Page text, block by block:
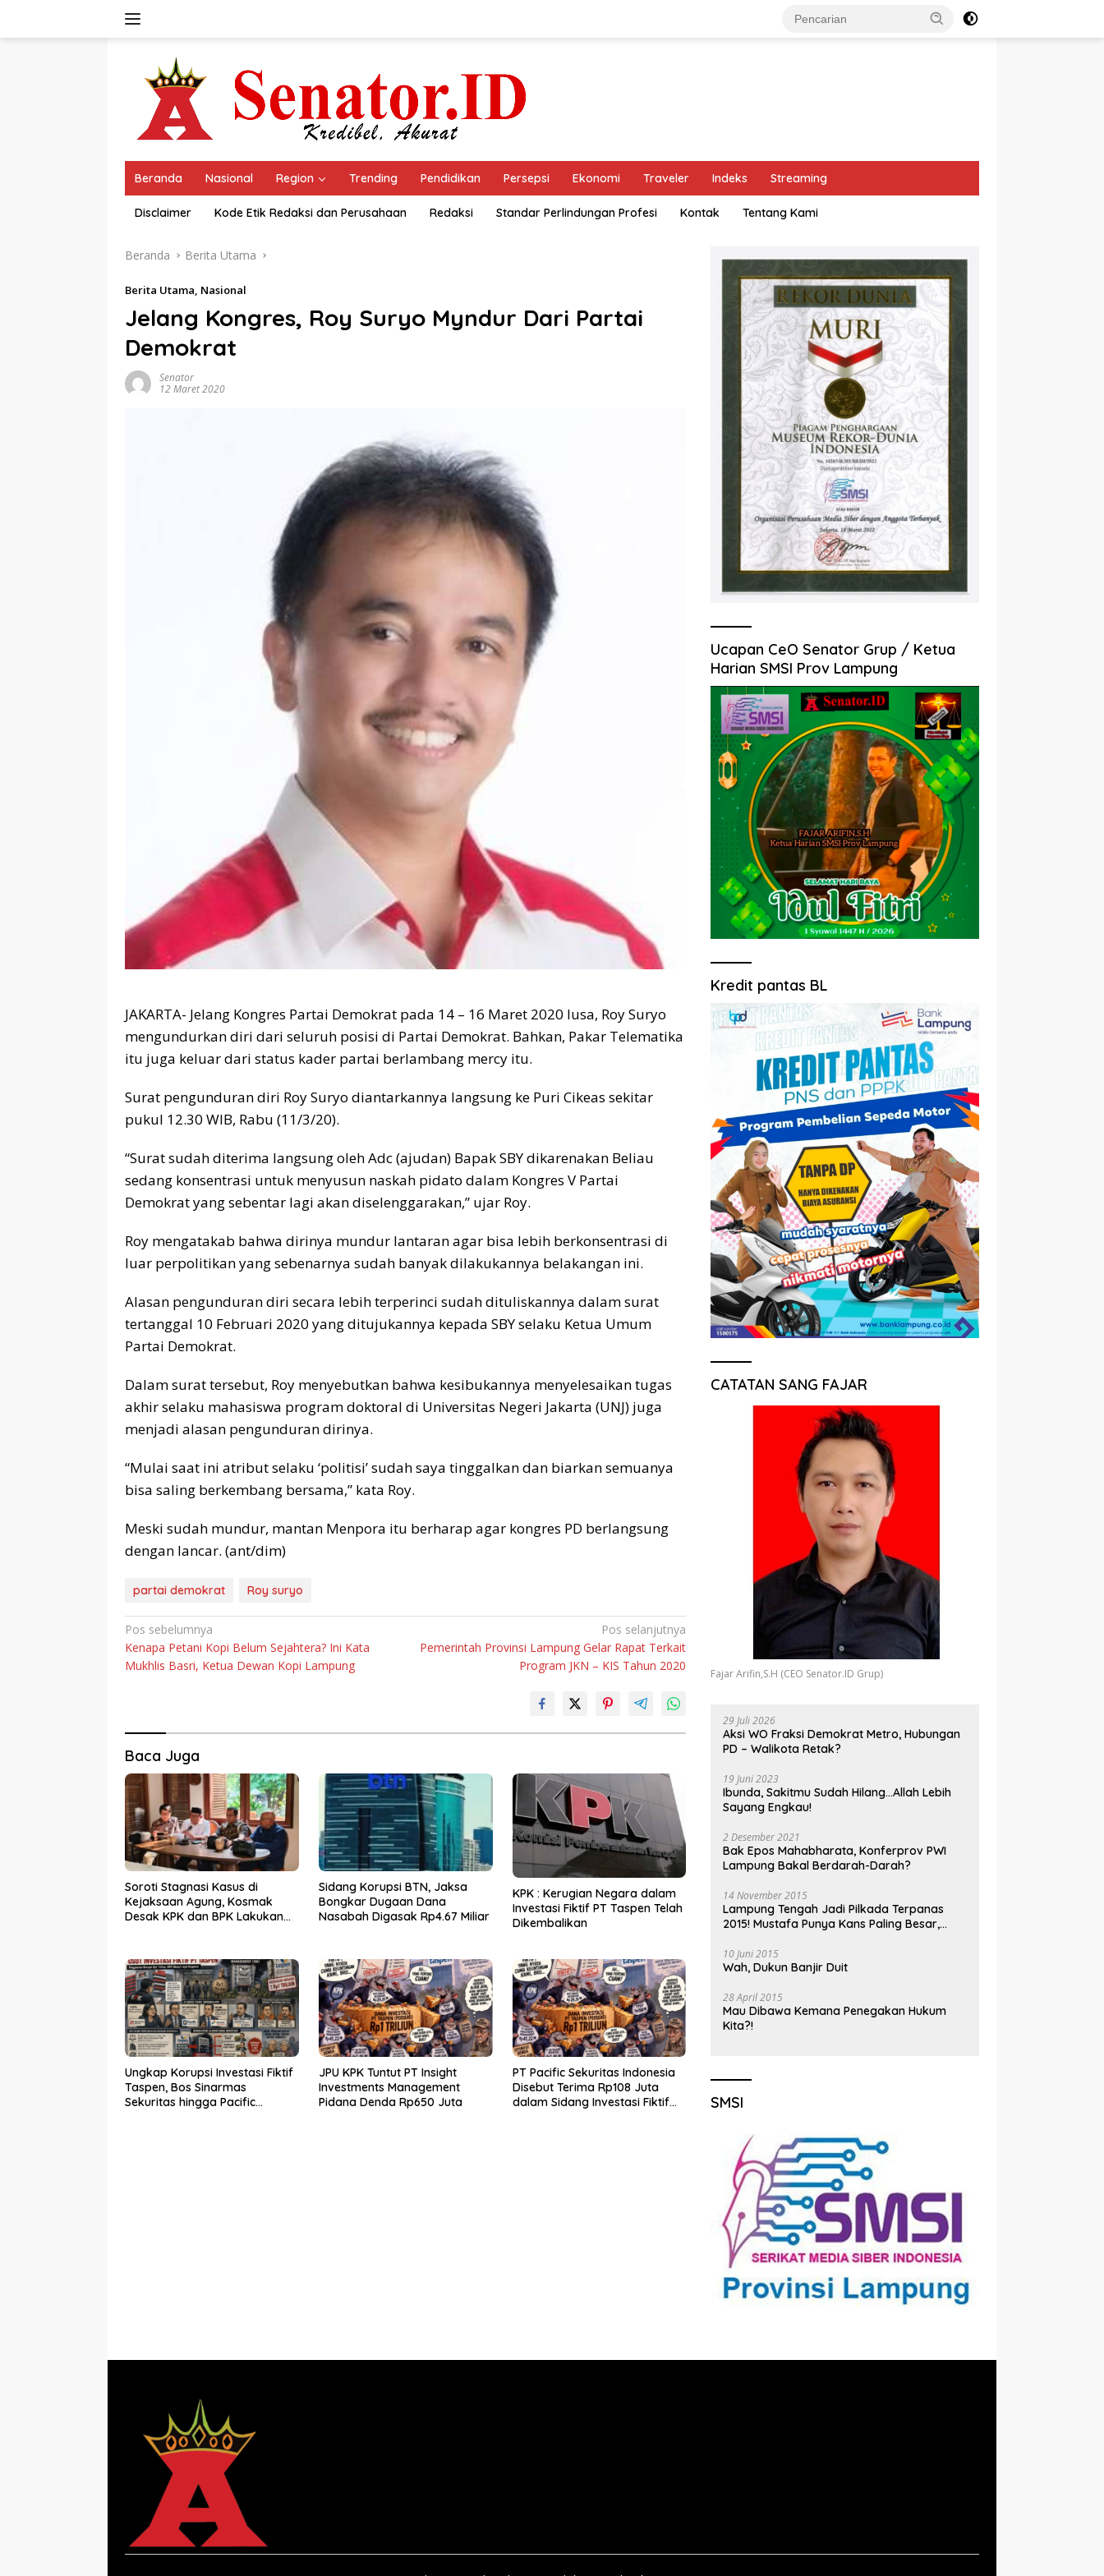
Beranda Nasional Region Trending Pendidikan Persepsi Ekonomi Traveler Indeks Streaming
Disclaimer Kode Etik Redaksi dan Perusahaan Redaksi Standar Perlindungan Profesi Kontak Tentang Kami
Beranda Berita Utama
Berita Utama, Nasional
Jelang Kongres, Roy Suryo Myndur Dari Partai
Demokrat
Senator
12 Maret 2020
JAKARTA- Jelang Kongres Partai Demokrat pada 14 – 16 Maret 2020 lusa, Roy Suryo
mengundurkan diri dari seluruh posisi di Partai Demokrat. Bahkan, Pakar Telematika
itu juga keluar dari status kader partai berlambang mercy itu.
Surat pengunduran diri Roy Suryo diantarkannya langsung ke Puri Cikeas sekitar
pukul 12.30 WIB, Rabu (11/3/20).
“Surat sudah diterima langsung oleh Adc (ajudan) Bapak SBY dikarenakan Beliau
sedang konsentrasi untuk menyusun naskah pidato dalam Kongres V Partai
Demokrat yang sebentar lagi akan diselenggarakan,” ujar Roy.
Roy mengatakab bahwa dirinya mundur lantaran agar bisa lebih berkonsentrasi di
luar perpolitikan yang sebenarnya sudah banyak dilakukannya belakangan ini.
Alasan pengunduran diri secara lebih terperinci sudah dituliskannya dalam surat
tertanggal 10 Februari 2020 yang ditujukannya kepada SBY selaku Ketua Umum
Partai Demokrat.
Dalam surat tersebut, Roy menyebutkan bahwa kesibukannya menyelesaikan tugas
akhir selaku mahasiswa program doktoral di Universitas Negeri Jakarta (UNJ) juga
menjadi alasan pengunduran dirinya.
“Mulai saat ini atribut selaku ‘politisi’ sudah saya tinggalkan dan biarkan semuanya
bisa saling berkembang bersama,” kata Roy.
Meski sudah mundur, mantan Menpora itu berharap agar kongres PD berlangsung
dengan lancar. (ant/dim)
partai demokrat Roy suryo
Navigasi
pos
Pos sebelumnya
Kenapa Petani Kopi Belum Sejahtera? Ini Kata
Mukhlis Basri, Ketua Dewan Kopi Lampung
Pos selanjutnya
Pemerintah Provinsi Lampung Gelar Rapat Terkait
Program JKN – KIS Tahun 2020
Baca Juga
Soroti Stagnasi Kasus di
Kejaksaan Agung, Kosmak
Desak KPK dan BPK Lakukan
Sidang Korupsi BTN, Jaksa
Bongkar Dugaan Dana
Nasabah Digasak Rp4.67 Miliar
KPK : Kerugian Negara dalam
Investasi Fiktif PT Taspen Telah
Dikembalikan
Ungkap Korupsi Investasi Fiktif
Taspen, Bos Sinarmas
Sekuritas hingga Pacific
JPU KPK Tuntut PT Insight
Investments Management
Pidana Denda Rp650 Juta
PT Pacific Sekuritas Indonesia
Disebut Terima Rp108 Juta
dalam Sidang Investasi Fiktif
Ucapan CeO Senator Grup / Ketua
Harian SMSI Prov Lampung
Kredit pantas BL
CATATAN SANG FAJAR
Fajar Arifin,S.H (CEO Senator.ID Grup)
29 Juli 2026
Aksi WO Fraksi Demokrat Metro, Hubungan
PD – Walikota Retak?
19 Juni 2023
Ibunda, Sakitmu Sudah Hilang…Allah Lebih
Sayang Engkau!
2 Desember 2021
Bak Epos Mahabharata, Konferprov PWI
Lampung Bakal Berdarah-Darah?
14 November 2015
Lampung Tengah Jadi Pilkada Terpanas
2015! Mustafa Punya Kans Paling Besar,
10 Juni 2015
Wah, Dukun Banjir Duit
28 April 2015
Mau Dibawa Kemana Penegakan Hukum
Kita?!
SMSI